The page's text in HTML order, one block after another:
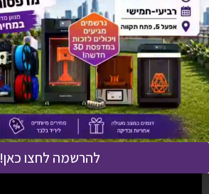
מדניות משלוחים
יש לך שאלה על המוצר?
לחץ כאן ונציגנו יחזרו אליך בהקדם!
להרשמה לחצו כאן!